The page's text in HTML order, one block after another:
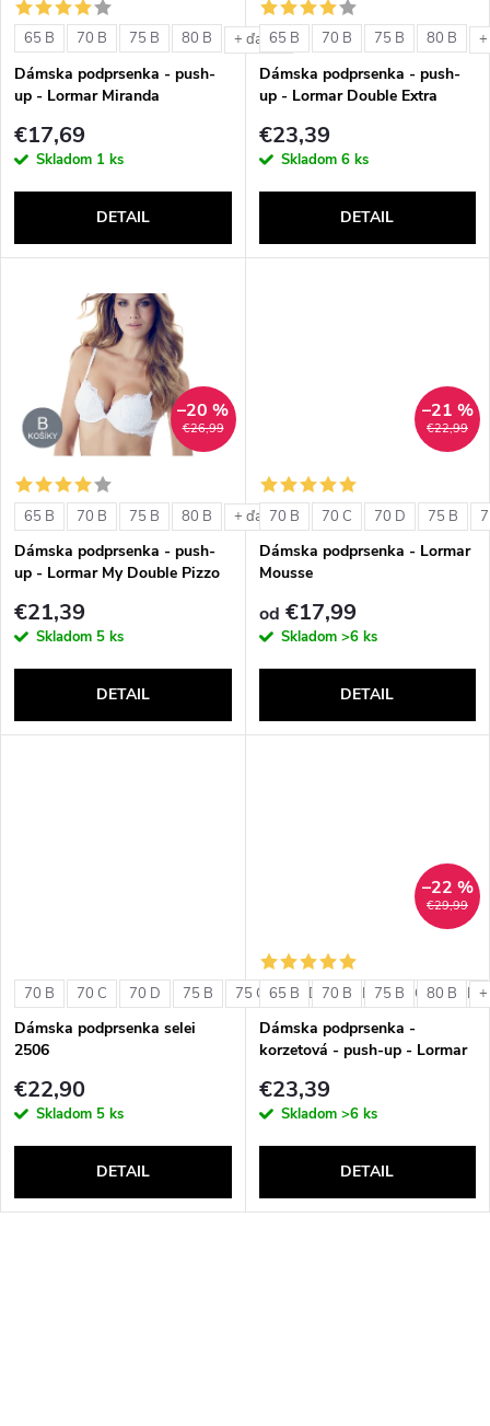
e
p
r
d
t
o
v
s
p
r
o
d
t
o
v
65 B 70 B 75 B 80 B + ďalšie
Dámska podprsenka - push-
up - Lormar Miranda
€17,69
Skladom 1 ks
DETAIL
65 B 70 B 75 B 80 B
Dámska podprsenka - push-
up - Lormar Double Extra
€23,39
Skladom 6 ks
DETAIL
€26,99
–20 %
65 B 70 B 75 B 80 B + ďalšie
Dámska podprsenka - push-
up - Lormar My Double Pizzo
€21,39
Skladom 5 ks
DETAIL
€22,99
–21 %
70 B 70 C 70 D 75 B
Dámska podprsenka - Lormar
Mousse
od €17,99
Skladom >6 ks
DETAIL
70 B 70 C 70 D 75 B 75 C 75 D 80 B 80 C 80 D
Dámska podprsenka selei
2506
€22,90
Skladom 5 ks
DETAIL
€29,99
–22 %
65 B 70 B 75 B 80 B
Dámska podprsenka -
korzetová - push-up - Lormar
€23,39
Skladom >6 ks
DETAIL